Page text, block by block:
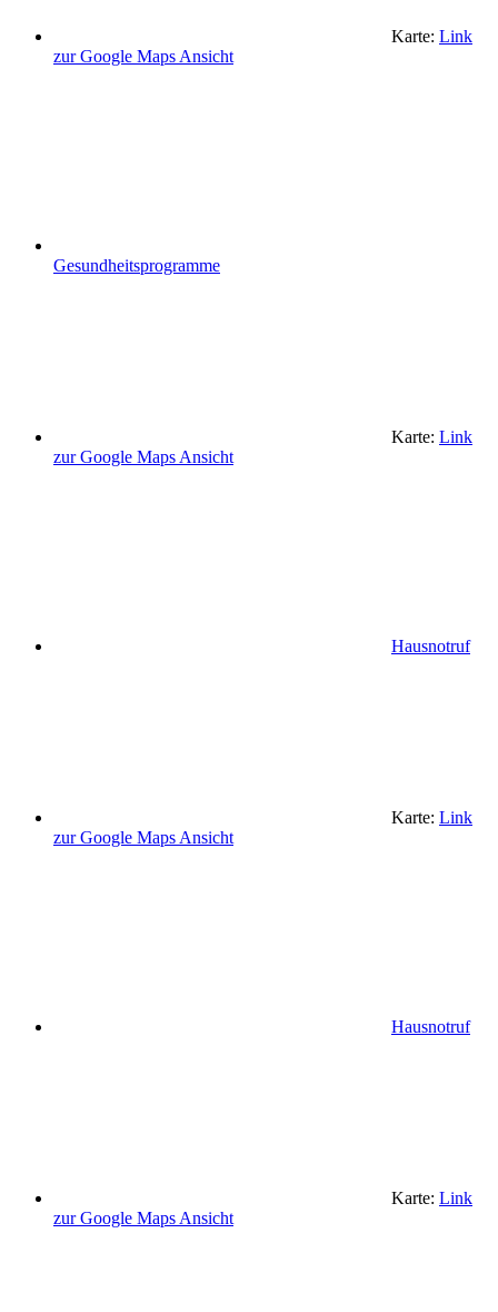
Karte: Link
zur Google Maps Ansicht
Gesundheitsprogramme
Karte: Link
zur Google Maps Ansicht
Hausnotruf
Karte: Link
zur Google Maps Ansicht
Hausnotruf
Karte: Link
zur Google Maps Ansicht